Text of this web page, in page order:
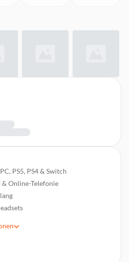
PS5, PS4 & Switch
& Online-Telefonie
unterwegs